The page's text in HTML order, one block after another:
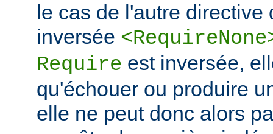
le cas de l'autre directive
inversée
Require est inversée,
qu'échouer ou produire
elle ne peut donc alors